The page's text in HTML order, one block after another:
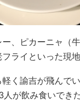
ー、ピカーニャ（
ライといった現
軽く諭吉が飛んで
が飲み食いできた